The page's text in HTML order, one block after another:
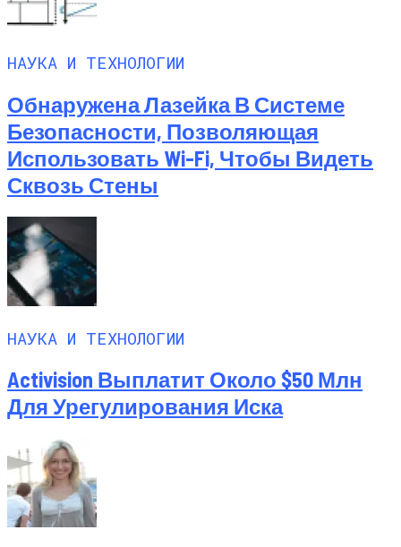
НАУКА И ТЕХНОЛОГИИ
Обнаружена Лазейка В Системе
Безопасности, Позволяющая
Использовать Wi-Fi, Чтобы Видеть
Сквозь Стены
НАУКА И ТЕХНОЛОГИИ
Activision Выплатит Около $50 Млн
Для Урегулирования Иска